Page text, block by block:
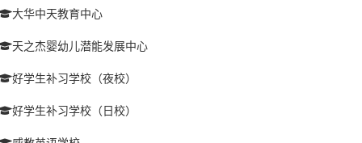
大华中天教育中心
天之杰婴幼儿潜能发展中心
好学生补习学校（夜校）
好学生补习学校（日校）